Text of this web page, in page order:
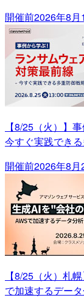
開催前2026年8月
【8/25（火）】
今すぐ実践でき
開催前2026年8月
【8/25（火）札
で加速するデー